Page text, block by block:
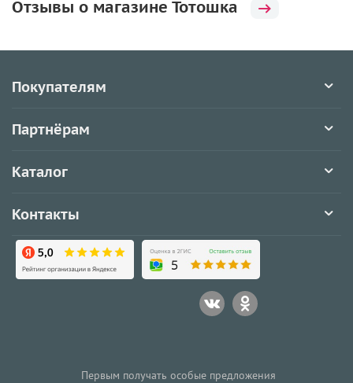
Отзывы о магазине Тотошка
Покупателям
Партнёрам
Каталог
Контакты
Первым получать особые предложения